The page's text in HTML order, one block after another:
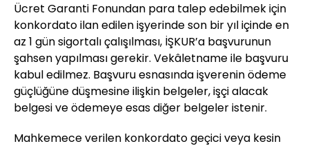
Ücret Garanti Fonundan para talep edebilmek için
konkordato ilan edilen işyerinde son bir yıl içinde en
az 1 gün sigortalı çalışılması, İŞKUR’a başvurunun
şahsen yapılması gerekir. Vekâletname ile başvuru
kabul edilmez. Başvuru esnasında işverenin ödeme
güçlüğüne düşmesine ilişkin belgeler, işçi alacak
belgesi ve ödemeye esas diğer belgeler istenir.
Mahkemece verilen konkordato geçici veya kesin